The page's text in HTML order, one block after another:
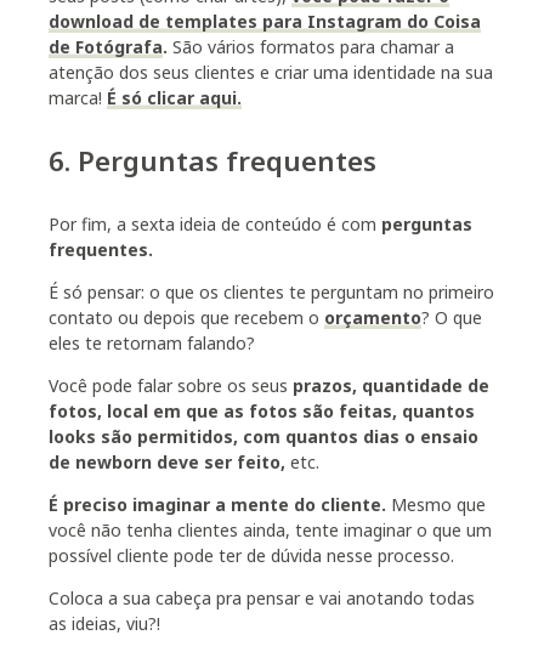
download de templates para Instagram do Coisa
de Fotógrafa. São vários formatos para chamar a
atenção dos seus clientes e criar uma identidade na sua
marca! É só clicar aqui.
6. Perguntas frequentes
Por fim, a sexta ideia de conteúdo é com perguntas
frequentes.
É só pensar: o que os clientes te perguntam no primeiro
contato ou depois que recebem o orçamento? O que
eles te retornam falando?
Você pode falar sobre os seus prazos, quantidade de
fotos, local em que as fotos são feitas, quantos
looks são permitidos, com quantos dias o ensaio
de newborn deve ser feito, etc.
É preciso imaginar a mente do cliente. Mesmo que
você não tenha clientes ainda, tente imaginar o que um
possível cliente pode ter de dúvida nesse processo.
Coloca a sua cabeça pra pensar e vai anotando todas
as ideias, viu?!